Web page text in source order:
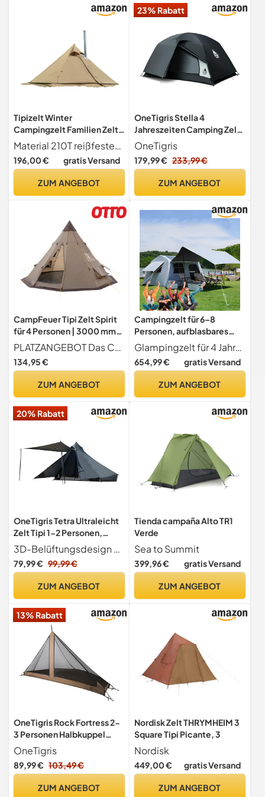
Tipizelt Winter
Campingzelt Familien Zelt
Wasserdicht mit
Ofenrohrdurchführung
Firstzelt Kuppelzelt
Wandern Trekking Klettern
Material 210T reißfestes Polyester; Mit Stangen, Ohne Innenzelt Ohne Zeltboden ), Ohne Schornstein) (Mit Ofenrohrdurchführung feuerhemmendem Jackett. . Mit Halterung und Bodennagel aluminiumstab
196,00 € gratis Versand
ZUM ANGEBOT
23% Rabatt
OneTigris Stella 4
Jahreszeiten Camping Zelt
3000 mm wasserdicht
Rucksack
OneTigris
179,99 € 233,99 €
ZUM ANGEBOT
CampFeuer Tipi Zelt Spirit
für 4 Personen | 3000 mm
Wassersäule | Braun |
Indianerzelt für Camping,
Wandern, Firstzelt,
Festivalzelt, Gruppenzelt,
PLATZANGEBOT Das CampFeuer Tipi Zelt ist perfekt für Familien und Gruppen bis 4 Personen geeignet. Mit seinen großzügigen Außenmaßen von ca. 365 x 365 x 250 cm und der komfortablen Stehhöhe bietet es ausreichend Bewegungsfreiheit. Die große Schlafkabine sorgt für erholsame Nächte, während der breite Eingang einen bequemen Zugang garantiert ideal für Campingausflüge, Festivals oder längere Touren in der Natur.
134,95 €
ZUM ANGEBOT
Campingzelt für 6–8
Personen, aufblasbares
Firstzelt, große
Familienkabinenzelte,
doppellagiges,
Glamping-Zelt, für
Camping, Wandern und
Glampingzelt für 4 Jahreszeiten Dieses Glampingzelt für 6 8 Personen bietet mit ca. 15,4 m Platz, einem 6 m großen Zelt und einem 9 m großen Sonnenschutzdach bequem Platz für 6 8 Personen. So können Sie Outdoor-Aktivitäten mit Familie und Freunden genießen.
654,99 € gratis Versand
ZUM ANGEBOT
20% Rabatt
OneTigris Tetra Ultraleicht
Zelt Tipi 1-2 Personen,
Wandern Stangenzelt mit
Mesh Innenzelt, Camping
Zelt wasserdicht 3
Camping Outdoor,
3D-Belüftungsdesign Das 3D-Belüftungssystem reduziert Kondensation, verbessert den Luftstrom und sorgt für eine ununterbrochene Belüftung. Garantiert einen angenehmen Schlaf
79,99 € 99,99 €
ZUM ANGEBOT
Tienda campaña Alto TR1
Verde
Sea to Summit
399,96 € gratis Versand
ZUM ANGEBOT
13% Rabatt
OneTigris Rock Fortress 2-
3 Personen Halbkuppel
Mesh Innenzelt mit
4000mm Zelt
Wannenboden für Camping
Pyramidenzelt
OneTigris
89,99 € 103,49 €
ZUM ANGEBOT
Nordisk Zelt THRYMHEIM 3
Square Tipi Picante, 3
Nordisk
449,00 € gratis Versand
ZUM ANGEBOT